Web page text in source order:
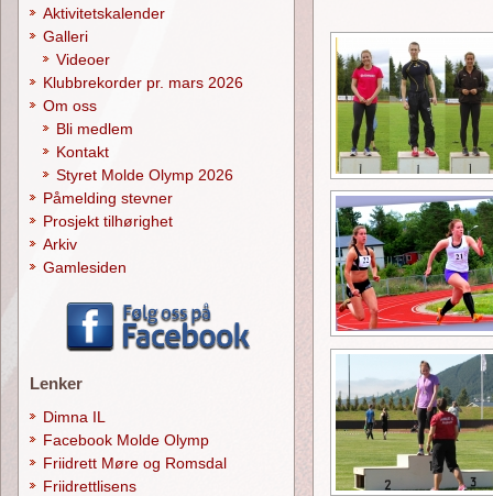
Aktivitetskalender
Galleri
Videoer
Klubbrekorder pr. mars 2026
Om oss
Bli medlem
Kontakt
Styret Molde Olymp 2026
Påmelding stevner
Prosjekt tilhørighet
Arkiv
Gamlesiden
Lenker
Dimna IL
Facebook Molde Olymp
Friidrett Møre og Romsdal
Friidrettlisens